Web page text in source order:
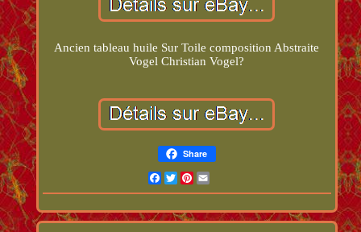
Ancien tableau huile Sur Toile composition Abstraite
Vogel Christian Vogel?
Share
Facebook
TwitterPinterest